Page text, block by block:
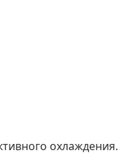
охлаждения.